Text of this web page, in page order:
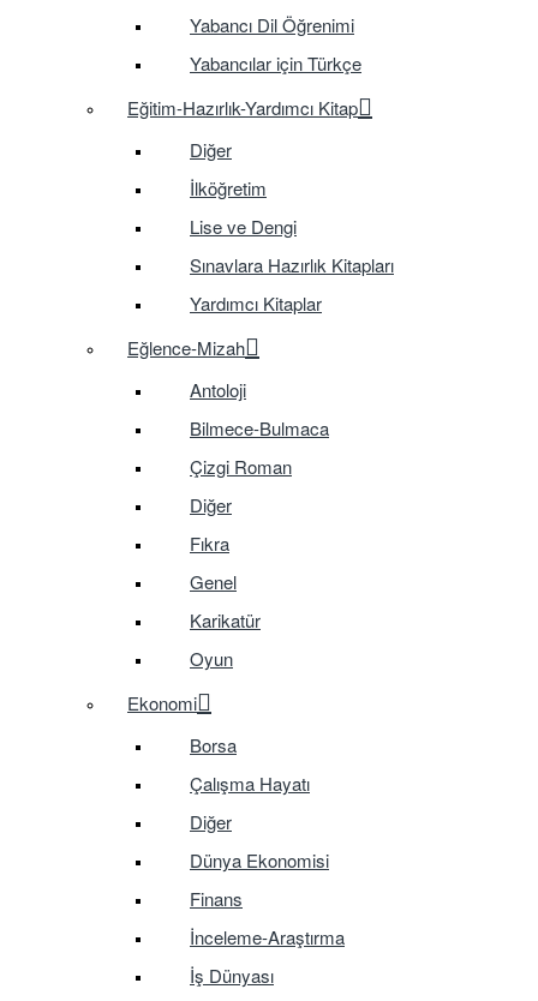
Yabancı Dil Öğrenimi
Yabancılar için Türkçe
Eğitim-Hazırlık-Yardımcı Kitap
Diğer
İlköğretim
Lise ve Dengi
Sınavlara Hazırlık Kitapları
Yardımcı Kitaplar
Eğlence-Mizah
Antoloji
Bilmece-Bulmaca
Çizgi Roman
Diğer
Fıkra
Genel
Karikatür
Oyun
Ekonomi
Borsa
Çalışma Hayatı
Diğer
Dünya Ekonomisi
Finans
İnceleme-Araştırma
İş Dünyası